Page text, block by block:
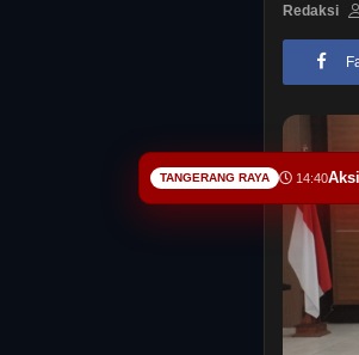
Redaksi
TANGERANG RAYA 14:40